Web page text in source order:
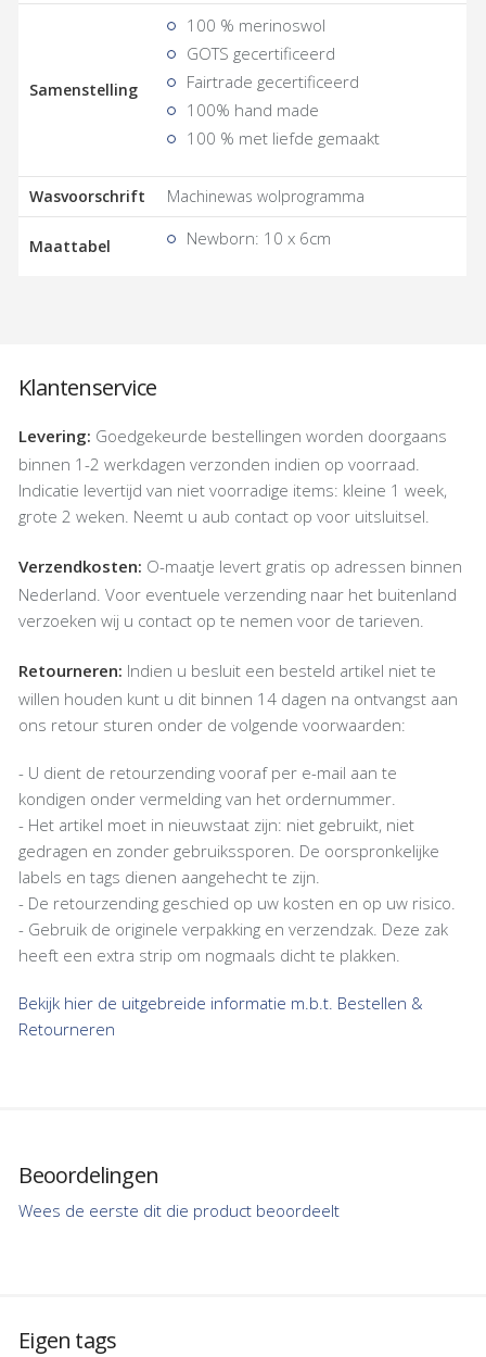
Samenstelling
100 % merinoswol
GOTS gecertificeerd
Fairtrade gecertificeerd
100% hand made
100 % met liefde gemaakt
Wasvoorschrift Machinewas wolprogramma
Maattabel Newborn: 10 x 6cm
Klantenservice
Levering: Goedgekeurde bestellingen worden doorgaans
binnen 1-2 werkdagen verzonden indien op voorraad.
Indicatie levertijd van niet voorradige items: kleine 1 week,
grote 2 weken. Neemt u aub contact op voor uitsluitsel.
Verzendkosten: O-maatje levert gratis op adressen binnen
Nederland. Voor eventuele verzending naar het buitenland
verzoeken wij u contact op te nemen voor de tarieven.
Retourneren: Indien u besluit een besteld artikel niet te
willen houden kunt u dit binnen 14 dagen na ontvangst aan
ons retour sturen onder de volgende voorwaarden:
- U dient de retourzending vooraf per e-mail aan te
kondigen onder vermelding van het ordernummer.
- Het artikel moet in nieuwstaat zijn: niet gebruikt, niet
gedragen en zonder gebruikssporen. De oorspronkelijke
labels en tags dienen aangehecht te zijn.
- De retourzending geschied op uw kosten en op uw risico.
- Gebruik de originele verpakking en verzendzak. Deze zak
heeft een extra strip om nogmaals dicht te plakken.
Bekijk hier de uitgebreide informatie m.b.t. Bestellen &
Retourneren
Beoordelingen
Wees de eerste dit die product beoordeelt
Eigen tags